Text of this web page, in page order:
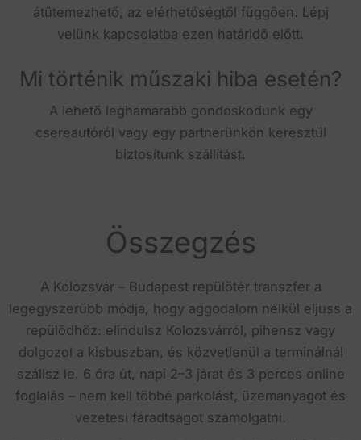
átütemezhető, az elérhetőségtől függően. Lépj
velünk kapcsolatba ezen határidő előtt.
Mi történik műszaki hiba esetén?
A lehető leghamarabb gondoskodunk egy
csereautóról vagy egy partnerünkön keresztül
biztosítunk szállítást.
Összegzés
A Kolozsvár – Budapest repülőtér transzfer a
legegyszerűbb módja, hogy aggodalom nélkül eljuss a
repülődhöz: elindulsz Kolozsvárról, pihensz vagy
dolgozol a kisbuszban, és közvetlenül a terminálnál
szállsz le. 6 óra út, napi 2–3 járat és 3 perces online
foglalás – nem kell többé parkolást, üzemanyagot és
vezetési fáradtságot számolgatni.